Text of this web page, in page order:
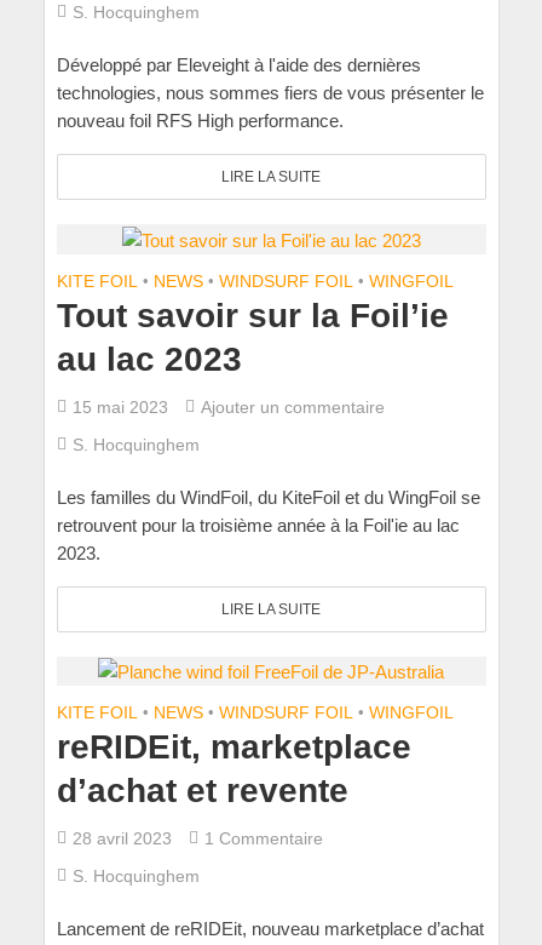
S. Hocquinghem
Développé par Eleveight à l'aide des dernières
technologies, nous sommes fiers de vous présenter le
nouveau foil RFS High performance.
LIRE LA SUITE
KITE FOIL • NEWS • WINDSURF FOIL • WINGFOIL
Tout savoir sur la Foil’ie
au lac 2023
15 mai 2023
Ajouter un commentaire
S. Hocquinghem
Les familles du WindFoil, du KiteFoil et du WingFoil se
retrouvent pour la troisième année à la Foil'ie au lac
2023.
LIRE LA SUITE
KITE FOIL • NEWS • WINDSURF FOIL • WINGFOIL
reRIDEit, marketplace
d’achat et revente
28 avril 2023
1 Commentaire
S. Hocquinghem
Lancement de reRIDEit, nouveau marketplace d’achat